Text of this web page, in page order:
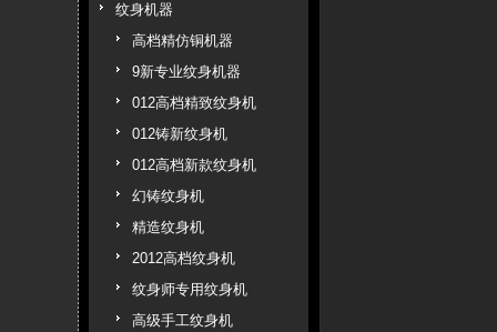
纹身机器
高档精仿铜机器
9新专业纹身机器
012高档精致纹身机
012铸新纹身机
012高档新款纹身机
幻铸纹身机
精造纹身机
2012高档纹身机
纹身师专用纹身机
高级手工纹身机